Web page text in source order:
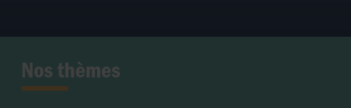
Nos thèmesFertilité et grossesse